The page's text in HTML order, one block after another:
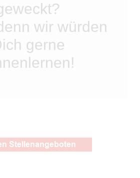
wir würden
gerne
Stellenangeboten